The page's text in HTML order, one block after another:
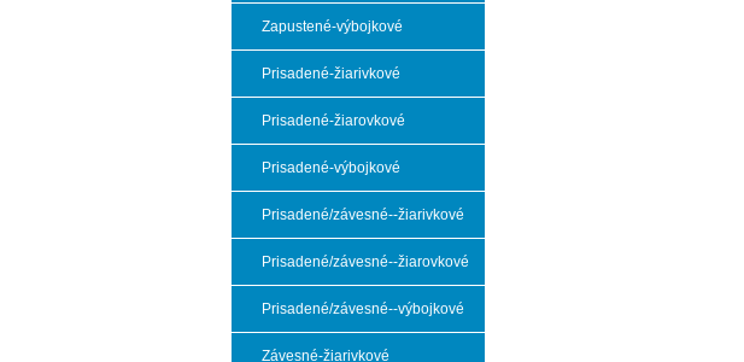
Zapustené-výbojkové
Prisadené-žiarivkové
Prisadené-žiarovkové
Prisadené-výbojkové
Prisadené/závesné--žiarivkové
Prisadené/závesné--žiarovkové
Prisadené/závesné--výbojkové
Závesné-žiarivkové